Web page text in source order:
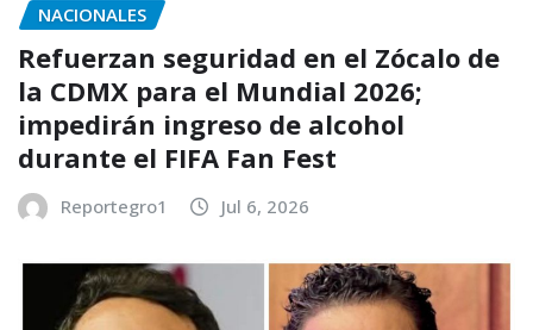
NACIONALES
Refuerzan seguridad en el Zócalo de
la CDMX para el Mundial 2026;
impedirán ingreso de alcohol
durante el FIFA Fan Fest
Reportegro1 Jul 6, 2026